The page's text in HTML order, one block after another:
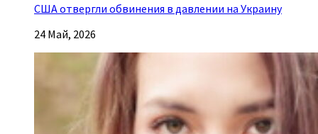
США отвергли обвинения в давлении на Украину
24 Май, 2026